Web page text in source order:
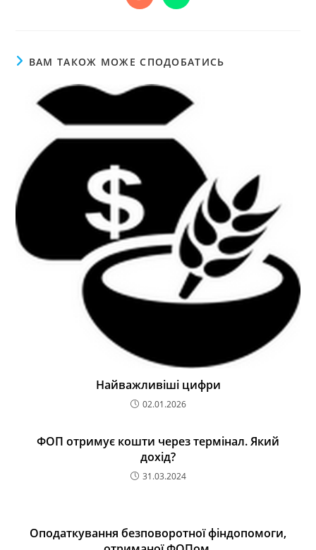
ВАМ ТАКОЖ МОЖЕ СПОДОБАТИСЬ
Найважливіші цифри
02.01.2026
ФОП отримує кошти через термінал. Який
дохід?
31.03.2024
Оподаткування безповоротної фіндопомоги,